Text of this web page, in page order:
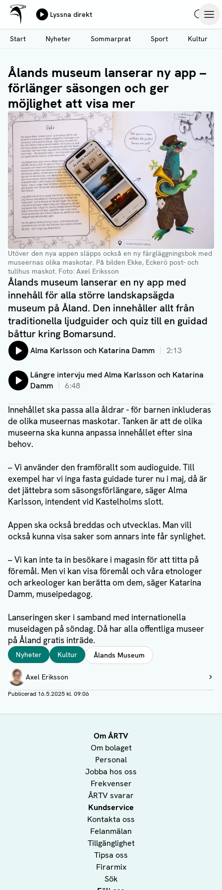
Hoppa
till
huvudinnehåll
Ålands Radio & TV
Lyssna direkt
Start
Nyheter Sommarprat Sport Kultur
Ålands museum lanserar ny app –
förlänger säsongen och ger
möjlighet att visa mer
Utöver den nya appen släpps också en ny färgläggningsbok med
museernas olika maskotar. På bilden Ekke, Eckerö post- och
tullhus maskot. Foto: Axel Eriksson
Ålands museum lanserar en ny app med
innehåll för alla större landskapsägda
museum på Åland. Den innehåller allt från
traditionella ljudguider och quiz till en guidad
båttur kring Bomarsund.
Lyssna på:
Alma Karlsson och Katarina Damm 2:13
Lyssna på:
Längre intervju med Alma Karlsson och Katarina
Damm
6:48
Innehållet ska passa alla åldrar - för barnen inkluderas
de olika museernas maskotar. Tanken är att de olika
museerna ska kunna anpassa innehållet efter sina
behov.
– Vi använder den framförallt som audioguide. Till
exempel har vi inga fasta guidade turer nu i maj, då är
det jättebra som säsongsförlängare, säger Alma
Karlsson, intendent vid Kastelholms slott.
Appen ska också breddas och utvecklas. Man vill
också kunna visa saker som annars inte får synlighet.
– Vi kan inte ta in besökare i magasin för att titta på
föremål. Men vi kan visa föremål och våra etnologer
och arkeologer kan berätta om dem, säger Katarina
Damm, museipedagog.
Lanseringen sker i samband med internationella
museidagen på söndag. Då har alla offentliga museer
på Åland gratis inträde.
Taggar
Nyheter Kultur Ålands Museum
Författare
Axel Eriksson
Visa profil
Publicerad 16.5.2025 kl. 09:06
Om ÅRTV
Om bolaget
Personal
Jobba hos oss
Frekvenser
ÅRTV svarar
Kundservice
Kontakta oss
Felanmälan
Tillgänglighet
Tipsa oss
Firarmix
Sök